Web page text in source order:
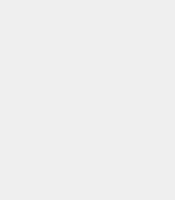
yaklaşık 3.5mn
Bayilik Sözleşmesi
mevcut bakır
şekilde yatırım
ABD doları
imzaladığını